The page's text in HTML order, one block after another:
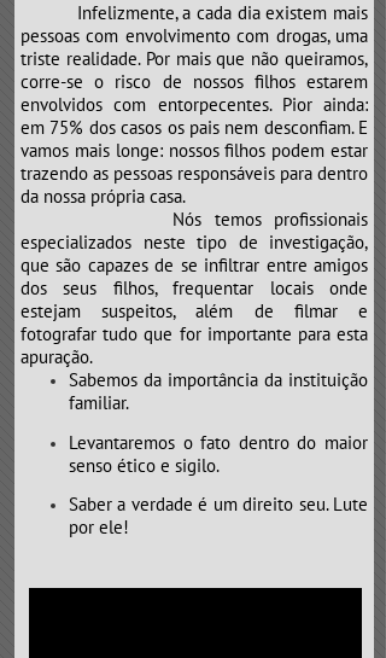
​​​​​​​Infelizmente, a cada dia existem mais
pessoas com envolvimento com drogas, uma
triste realidade. Por mais que não queiramos,
corre-se o risco de nossos filhos estarem
envolvidos com entorpecentes. Pior ainda:
em 75% dos casos os pais nem desconfiam. E
vamos mais longe: nossos filhos podem estar
trazendo as pessoas responsáveis para dentro
da nossa própria casa.
Nós temos profissionais
especializados neste tipo de investigação,
que são capazes de se infiltrar entre amigos
dos seus filhos, frequentar locais onde
estejam suspeitos, além de filmar e
fotografar tudo que for importante para esta
apuração.
Sabemos da importância da instituição
familiar.
Levantaremos o fato dentro do maior
senso ético e sigilo.
Saber a verdade é um direito seu. Lute
por ele!